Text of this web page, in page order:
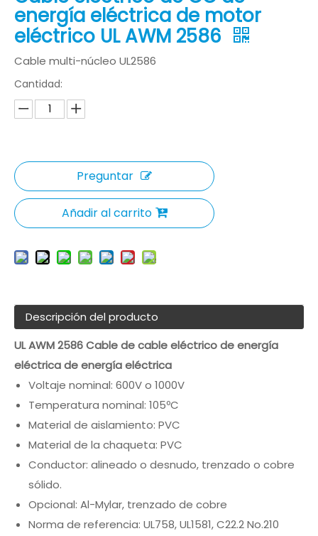
energía eléctrica de motor
eléctrico UL AWM 2586
Cable multi-núcleo UL2586
Cantidad:
Preguntar
Añadir al carrito
Descripción del producto
UL AWM 2586 Cable de cable eléctrico de energía
eléctrica de energía eléctrica
Voltaje nominal: 600V o 1000V
Temperatura nominal: 105ºC
Material de aislamiento: PVC
Material de la chaqueta: PVC
Conductor: alineado o desnudo, trenzado o cobre
sólido.
Opcional: Al-Mylar, trenzado de cobre
Norma de referencia: UL758, UL1581, C22.2 No.210